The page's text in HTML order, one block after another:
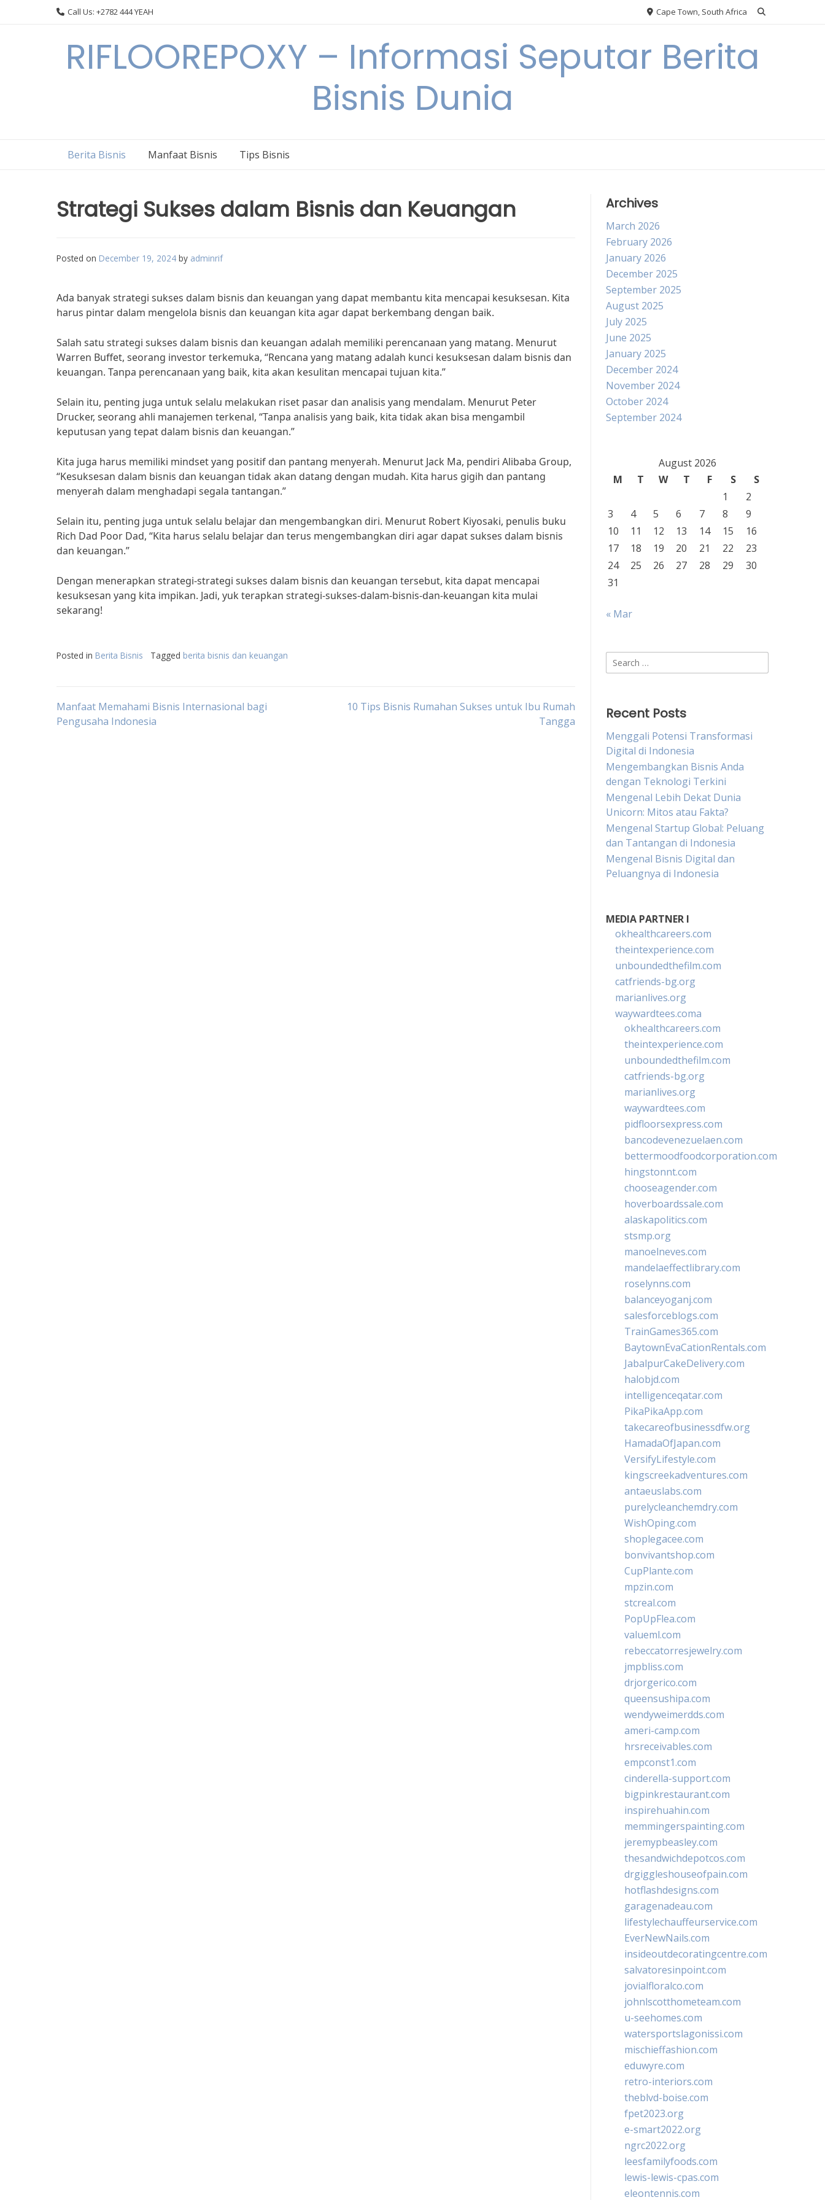
Call Us: +2782 444 YEAH Cape Town, South Africa
RIFLOOREPOXY – Informasi Seputar Berita
Bisnis Dunia
Berita Bisnis Manfaat Bisnis Tips Bisnis
Strategi Sukses dalam Bisnis dan Keuangan
Posted on December 19, 2024 by adminrif
Ada banyak strategi sukses dalam bisnis dan keuangan yang dapat membantu kita mencapai kesuksesan. Kita
harus pintar dalam mengelola bisnis dan keuangan kita agar dapat berkembang dengan baik.
Salah satu strategi sukses dalam bisnis dan keuangan adalah memiliki perencanaan yang matang. Menurut
Warren Buffet, seorang investor terkemuka, “Rencana yang matang adalah kunci kesuksesan dalam bisnis dan
keuangan. Tanpa perencanaan yang baik, kita akan kesulitan mencapai tujuan kita.”
Selain itu, penting juga untuk selalu melakukan riset pasar dan analisis yang mendalam. Menurut Peter
Drucker, seorang ahli manajemen terkenal, “Tanpa analisis yang baik, kita tidak akan bisa mengambil
keputusan yang tepat dalam bisnis dan keuangan.”
Kita juga harus memiliki mindset yang positif dan pantang menyerah. Menurut Jack Ma, pendiri Alibaba Group,
“Kesuksesan dalam bisnis dan keuangan tidak akan datang dengan mudah. Kita harus gigih dan pantang
menyerah dalam menghadapi segala tantangan.”
Selain itu, penting juga untuk selalu belajar dan mengembangkan diri. Menurut Robert Kiyosaki, penulis buku
Rich Dad Poor Dad, “Kita harus selalu belajar dan terus mengembangkan diri agar dapat sukses dalam bisnis
dan keuangan.”
Dengan menerapkan strategi-strategi sukses dalam bisnis dan keuangan tersebut, kita dapat mencapai
kesuksesan yang kita impikan. Jadi, yuk terapkan strategi-sukses-dalam-bisnis-dan-keuangan kita mulai
sekarang!
Posted in Berita Bisnis Tagged berita bisnis dan keuangan
Post
Manfaat Memahami Bisnis Internasional bagi
Pengusaha Indonesia
10 Tips Bisnis Rumahan Sukses untuk Ibu Rumah
Tangga
Archives
March 2026
February 2026
January 2026
December 2025
September 2025
August 2025
July 2025
June 2025
January 2025
December 2024
November 2024
October 2024
September 2024
August 2026
M
T W T F S
S
1
2
3
4 5 6 7 8
9
10
11 12 13 14 15
16
17
18 19 20 21 22
23
24
25 26 27 28 29
30
31
« Mar
Search
for:
Recent Posts
Menggali Potensi Transformasi
Digital di Indonesia
Mengembangkan Bisnis Anda
dengan Teknologi Terkini
Mengenal Lebih Dekat Dunia
Unicorn: Mitos atau Fakta?
Mengenal Startup Global: Peluang
dan Tantangan di Indonesia
Mengenal Bisnis Digital dan
Peluangnya di Indonesia
MEDIA PARTNER I
okhealthcareers.com
theintexperience.com
unboundedthefilm.com
catfriends-bg.org
marianlives.org
waywardtees.coma
okhealthcareers.com
theintexperience.com
unboundedthefilm.com
catfriends-bg.org
marianlives.org
waywardtees.com
pidfloorsexpress.com
bancodevenezuelaen.com
bettermoodfoodcorporation.com
hingstonnt.com
chooseagender.com
hoverboardssale.com
alaskapolitics.com
stsmp.org
manoelneves.com
mandelaeffectlibrary.com
roselynns.com
balanceyoganj.com
salesforceblogs.com
TrainGames365.com
BaytownEvaCationRentals.com
JabalpurCakeDelivery.com
halobjd.com
intelligenceqatar.com
PikaPikaApp.com
takecareofbusinessdfw.org
HamadaOfJapan.com
VersifyLifestyle.com
kingscreekadventures.com
antaeuslabs.com
purelycleanchemdry.com
WishOping.com
shoplegacee.com
bonvivantshop.com
CupPlante.com
mpzin.com
stcreal.com
PopUpFlea.com
valueml.com
rebeccatorresjewelry.com
jmpbliss.com
drjorgerico.com
queensushipa.com
wendyweimerdds.com
ameri-camp.com
hrsreceivables.com
empconst1.com
cinderella-support.com
bigpinkrestaurant.com
inspirehuahin.com
memmingerspainting.com
jeremypbeasley.com
thesandwichdepotcos.com
drgiggleshouseofpain.com
hotflashdesigns.com
garagenadeau.com
lifestylechauffeurservice.com
EverNewNails.com
insideoutdecoratingcentre.com
salvatoresinpoint.com
jovialfloralco.com
johnlscotthometeam.com
u-seehomes.com
watersportslagonissi.com
mischieffashion.com
eduwyre.com
retro-interiors.com
theblvd-boise.com
fpet2023.org
e-smart2022.org
ngrc2022.org
leesfamilyfoods.com
lewis-lewis-cpas.com
eleontennis.com